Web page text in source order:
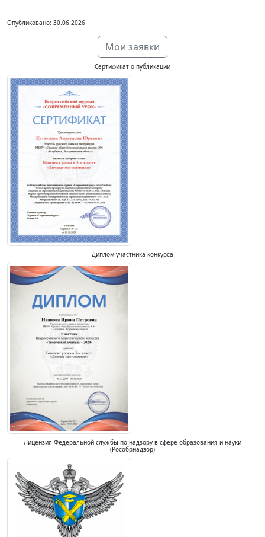
Опубликовано: 30.06.2026
Мои заявки
Сертификат о публикации
Диплом участника конкурса
Лицензия Федеральной службы по надзору в сфере образования и науки
(Рособрнадзор)